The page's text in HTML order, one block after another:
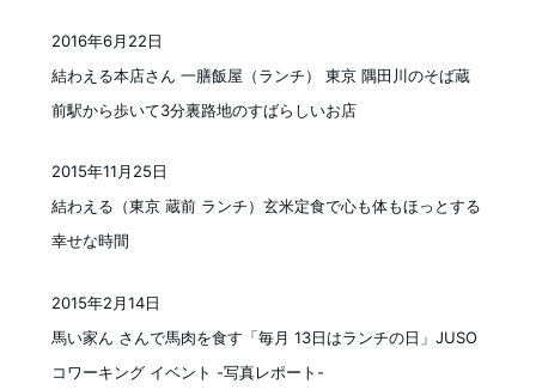
結わえる本店さん 一膳飯屋（ランチ） 東京 隅田川のそば蔵
前駅から歩いて3分裏路地のすばらしいお店
2016年6月22日
結わえる（東京 蔵前 ランチ）玄米定食で心も体もほっとする
幸せな時間
2015年11月25日
馬い家ん さんで馬肉を食す「毎月 13日はランチの日」JUSO
コワーキング イベント -写真レポート-
2015年2月14日